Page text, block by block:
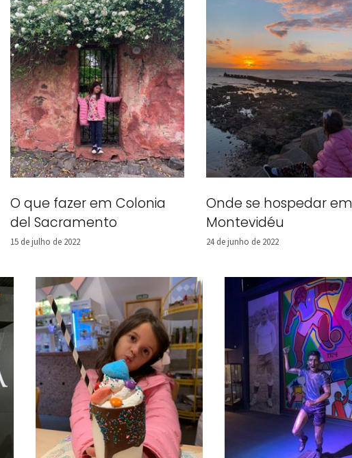
O que fazer em Colonia
del Sacramento
15 de julho de 2022
Onde se hospedar em
Montevidéu
24 de junho de 2022